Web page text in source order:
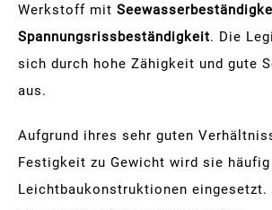
Werkstoff mit
Spannungsrissbeständigkeit. Die
sich durch hohe Zähigkeit und gute
aus.
Aufgrund ihres sehr guten
Festigkeit zu Gewicht wird sie
Leichtbaukonstruktionen eingesetzt.